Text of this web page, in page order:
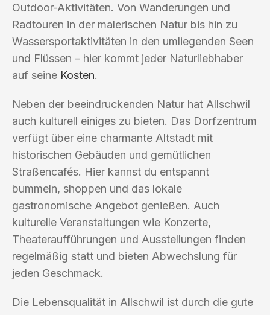
Outdoor-Aktivitäten. Von Wanderungen und
Radtouren in der malerischen Natur bis hin zu
Wassersportaktivitäten in den umliegenden Seen
und Flüssen – hier kommt jeder Naturliebhaber
auf seine Kosten.
Neben der beeindruckenden Natur hat Allschwil
auch kulturell einiges zu bieten. Das Dorfzentrum
verfügt über eine charmante Altstadt mit
historischen Gebäuden und gemütlichen
Straßencafés. Hier kannst du entspannt
bummeln, shoppen und das lokale
gastronomische Angebot genießen. Auch
kulturelle Veranstaltungen wie Konzerte,
Theateraufführungen und Ausstellungen finden
regelmäßig statt und bieten Abwechslung für
jeden Geschmack.
Die Lebensqualität in Allschwil ist durch die gute